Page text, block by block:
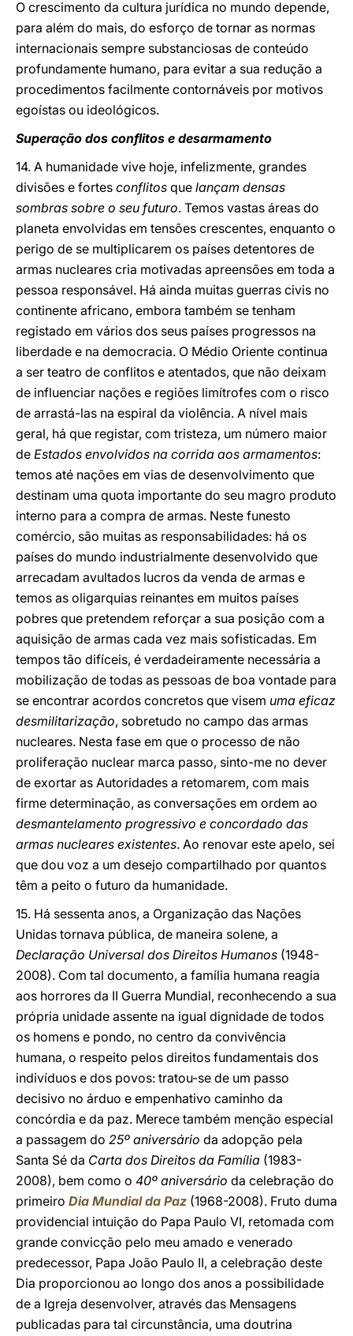
O crescimento da cultura jurídica no mundo depende,
para além do mais, do esforço de tornar as normas
internacionais sempre substanciosas de conteúdo
profundamente humano, para evitar a sua redução a
procedimentos facilmente contornáveis por motivos
egoístas ou ideológicos.
Superação dos conflitos e desarmamento
14. A humanidade vive hoje, infelizmente, grandes
divisões e fortes conflitos que lançam densas
sombras sobre o seu futuro. Temos vastas áreas do
planeta envolvidas em tensões crescentes, enquanto o
perigo de se multiplicarem os países detentores de
armas nucleares cria motivadas apreensões em toda a
pessoa responsável. Há ainda muitas guerras civis no
continente africano, embora também se tenham
registado em vários dos seus países progressos na
liberdade e na democracia. O Médio Oriente continua
a ser teatro de conflitos e atentados, que não deixam
de influenciar nações e regiões limítrofes com o risco
de arrastá-las na espiral da violência. A nível mais
geral, há que registar, com tristeza, um número maior
de Estados envolvidos na corrida aos armamentos:
temos até nações em vias de desenvolvimento que
destinam uma quota importante do seu magro produto
interno para a compra de armas. Neste funesto
comércio, são muitas as responsabilidades: há os
países do mundo industrialmente desenvolvido que
arrecadam avultados lucros da venda de armas e
temos as oligarquias reinantes em muitos países
pobres que pretendem reforçar a sua posição com a
aquisição de armas cada vez mais sofisticadas. Em
tempos tão difíceis, é verdadeiramente necessária a
mobilização de todas as pessoas de boa vontade para
se encontrar acordos concretos que visem uma eficaz
desmilitarização, sobretudo no campo das armas
nucleares. Nesta fase em que o processo de não
proliferação nuclear marca passo, sinto-me no dever
de exortar as Autoridades a retomarem, com mais
firme determinação, as conversações em ordem ao
desmantelamento progressivo e concordado das
armas nucleares existentes. Ao renovar este apelo, sei
que dou voz a um desejo compartilhado por quantos
têm a peito o futuro da humanidade.
15. Há sessenta anos, a Organização das Nações
Unidas tornava pública, de maneira solene, a
Declaração Universal dos Direitos Humanos (1948-
2008). Com tal documento, a família humana reagia
aos horrores da II Guerra Mundial, reconhecendo a sua
própria unidade assente na igual dignidade de todos
os homens e pondo, no centro da convivência
humana, o respeito pelos direitos fundamentais dos
indivíduos e dos povos: tratou-se de um passo
decisivo no árduo e empenhativo caminho da
concórdia e da paz. Merece também menção especial
a passagem do 25º aniversário da adopção pela
Santa Sé da Carta dos Direitos da Família (1983-
2008), bem como o 40º aniversário da celebração do
primeiro Dia Mundial da Paz (1968-2008). Fruto duma
providencial intuição do Papa Paulo VI, retomada com
grande convicção pelo meu amado e venerado
predecessor, Papa João Paulo II, a celebração deste
Dia proporcionou ao longo dos anos a possibilidade
de a Igreja desenvolver, através das Mensagens
publicadas para tal circunstância, uma doutrina